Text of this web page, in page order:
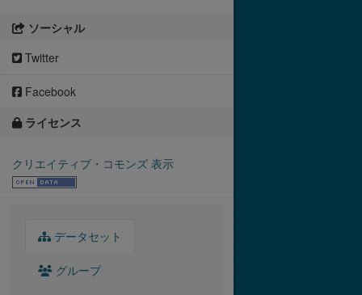
ソーシャル
Twitter
Facebook
ライセンス
クリエイティブ・コモンズ 表示
データセット
グループ